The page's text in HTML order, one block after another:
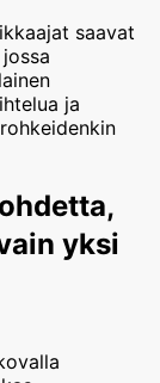
saavat
ja
yksi